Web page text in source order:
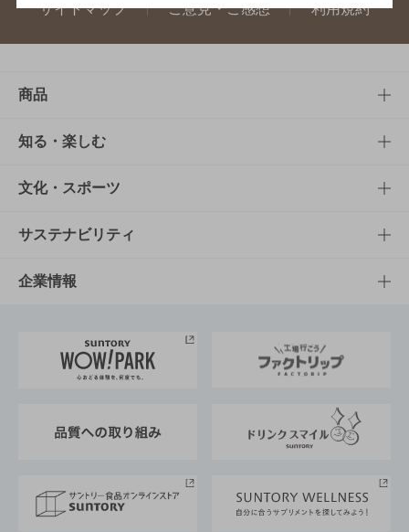
サイトマップ ご意見・ご感想 利用規約
商品
商品TOP
商品一覧
商品発売情報
栄養成分一覧
知る・楽しむ
知る・楽しむTOP
キャンペーン
工場見学
地域情報
文化・スポーツ
文化・スポーツTOP
サントリーホール
サントリーサンバーズ大阪
サステナビリティ
サステナビリティTOP
サントリーが考えるサステナビリティ経営
企業情報
企業概要
採用情報